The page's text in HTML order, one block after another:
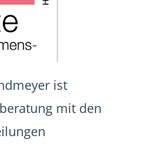
ist
mit den